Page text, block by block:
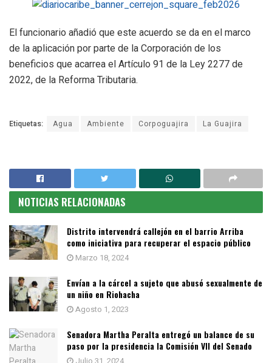
El funcionario añadió que este acuerdo se da en el marco
de la aplicación por parte de la Corporación de los
beneficios que acarrea el Artículo 91 de la Ley 2277 de
2022, de la Reforma Tributaria.
Etiquetas: Agua Ambiente Corpoguajira La Guajira
NOTICIAS RELACIONADAS
Distrito intervendrá callejón en el barrio Arriba
como iniciativa para recuperar el espacio público
Marzo 18, 2024
Envían a la cárcel a sujeto que abusó sexualmente de
un niño en Riohacha
Agosto 1, 2023
Senadora Martha Peralta entregó un balance de su
paso por la presidencia la Comisión VII del Senado